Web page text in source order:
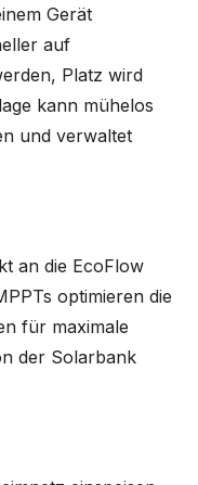
Gerät
auf
Platz wird
kann mühelos
und verwaltet
an die EcoFlow
optimieren die
für maximale
der Solarbank